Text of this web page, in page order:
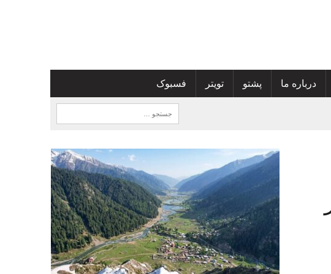
درباره ما پشتو تویتر فسبوک